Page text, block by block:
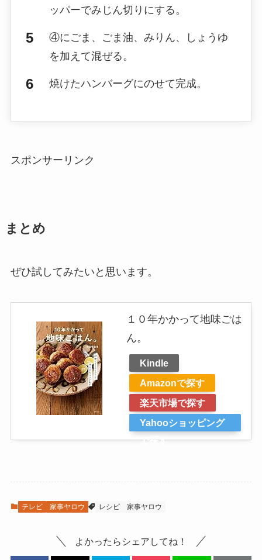
ッパーでみじん切りにする。
④にごま、ごま油、みりん、しょうゆ
を加えて混ぜる。
焼けたハンバーグにのせて完成。
スポンサーリンク
まとめ
ぜひ試してみたいと思います。
１０年かかって地味ごは
ん。
Kindle
Amazonで探す
楽天市場で探す
Yahooショッピング
で探す
テレビ 家事ヤロウ レシピ 家事ヤロウ
よかったらシェアしてね！